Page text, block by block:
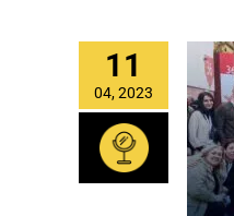
11
04, 2023